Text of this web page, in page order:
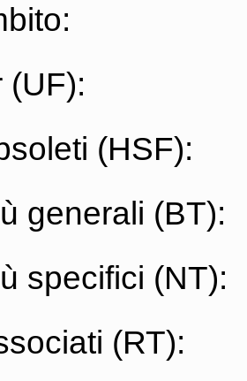
(UF):
(HSF):
generali (BT):
specifici (NT):
(RT):